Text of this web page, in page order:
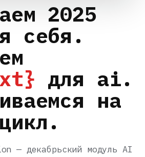
2025
себя.
для ai.
на
— декабрьский модуль AI